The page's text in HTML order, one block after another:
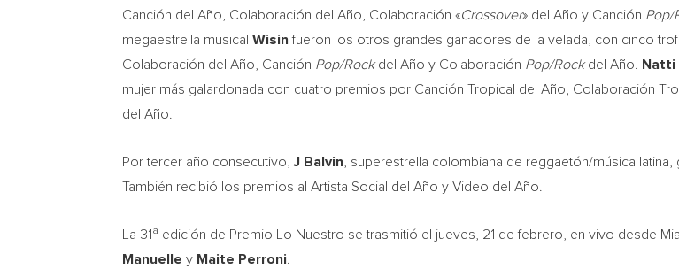
Canción del Año, Colaboración del Año, Colaboración «Crossover» del Año y Canción Pop/
megaestrella musical Wisin fueron los otros grandes ganadores de la velada, con cinco
Colaboración del Año, Canción Pop/Rockdel Año y Colaboración Pop/Rockdel Año. Natti
mujer más galardonada con cuatro premios por Canción Tropical del Año, Colaboración
del Año.
Por tercer año consecutivo,J Balvin , superestrella colombiana de reggaetón/música
También recibió los premios al Artista Social del Año y Video del Año.
La 31 a edición de Premio Lo Nuestro se trasmitió el jueves, 21 de febrero, en vivo desde
Manuelle y Maite Perroni